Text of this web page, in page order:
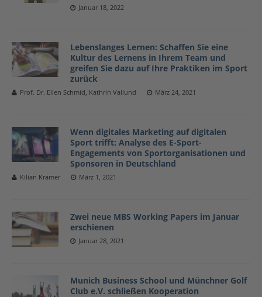
Januar 18, 2022
Lebenslanges Lernen: Schaffen Sie eine
Kultur des Lernens in Ihrem Team und
greifen Sie dazu auf Ihre Praktiken im Sport
zurück
Prof. Dr. Ellen Schmid, Kathrin Vallund März 24, 2021
Wenn digitales Marketing auf digitalen
Sport trifft: Analyse des E-Sport-
Engagements von Sportorganisationen und
Sponsoren in Deutschland
Kilian Kramer März 1, 2021
Zwei neue MBS Working Papers im Januar
erschienen
Januar 28, 2021
Munich Business School und Münchner Golf
Club e.V. schließen Kooperation